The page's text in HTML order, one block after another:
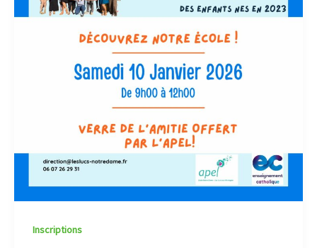
Inscriptions